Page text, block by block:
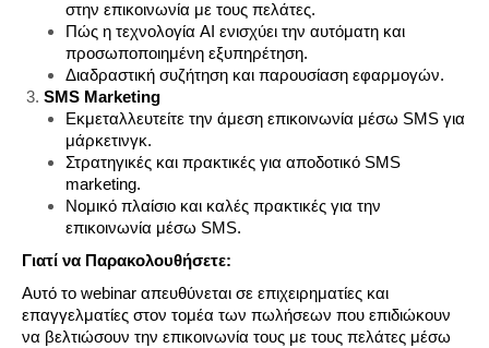
στην επικοινωνία με τους πελάτες.
Πώς η τεχνολογία AI ενισχύει την αυτόματη και
προσωποποιημένη εξυπηρέτηση.
Διαδραστική συζήτηση και παρουσίαση εφαρμογών.
SMS Marketing
Εκμεταλλευτείτε την άμεση επικοινωνία μέσω SMS για
μάρκετινγκ.
Στρατηγικές και πρακτικές για αποδοτικό SMS
marketing.
Νομικό πλαίσιο και καλές πρακτικές για την
επικοινωνία μέσω SMS.
Γιατί να Παρακολουθήσετε:
Αυτό το webinar απευθύνεται σε επιχειρηματίες και
επαγγελματίες στον τομέα των πωλήσεων που επιδιώκουν
να βελτιώσουν την επικοινωνία τους με τους πελάτες μέσω